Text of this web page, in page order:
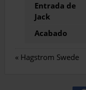
Entrada de
Jack
Acabado
« Hagstrom Swede